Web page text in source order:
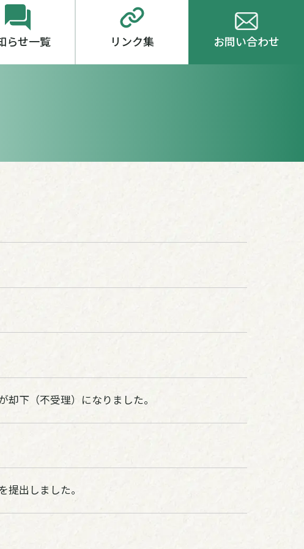
らせ一覧 リンク集 お問い合わせ
下（不受理）になりました。
出しました。